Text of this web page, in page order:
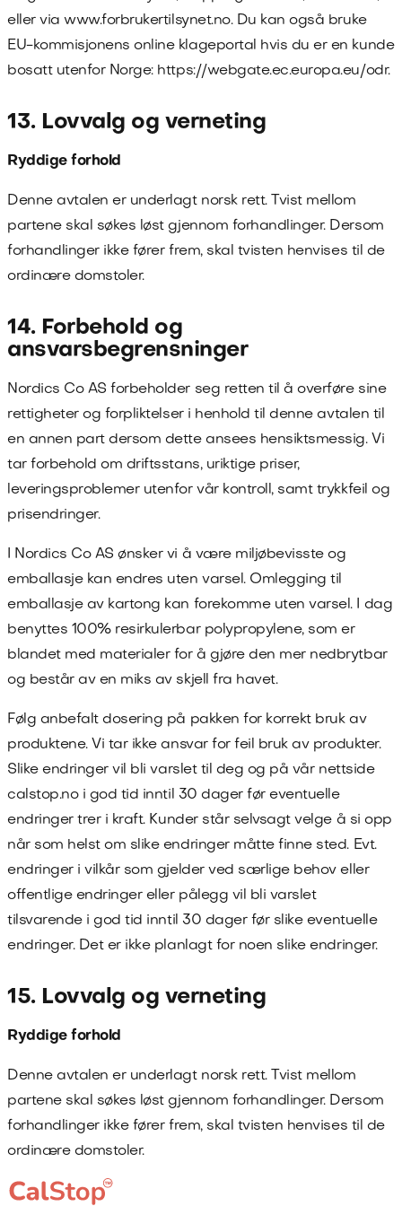
eller via www.forbrukertilsynet.no. Du kan også bruke
EU-kommisjonens online klageportal hvis du er en kunde
bosatt utenfor Norge: https://webgate.ec.europa.eu/odr.
13. Lovvalg og verneting
Ryddige forhold
Denne avtalen er underlagt norsk rett. Tvist mellom
partene skal søkes løst gjennom forhandlinger. Dersom
forhandlinger ikke fører frem, skal tvisten henvises til de
ordinære domstoler.
14. Forbehold og
ansvarsbegrensninger
Nordics Co AS forbeholder seg retten til å overføre sine
rettigheter og forpliktelser i henhold til denne avtalen til
en annen part dersom dette ansees hensiktsmessig. Vi
tar forbehold om driftsstans, uriktige priser,
leveringsproblemer utenfor vår kontroll, samt trykkfeil og
prisendringer.
I Nordics Co AS ønsker vi å være miljøbevisste og
emballasje kan endres uten varsel. Omlegging til
emballasje av kartong kan forekomme uten varsel. I dag
benyttes 100% resirkulerbar polypropylene, som er
blandet med materialer for å gjøre den mer nedbrytbar
og består av en miks av skjell fra havet.
Følg anbefalt dosering på pakken for korrekt bruk av
produktene. Vi tar ikke ansvar for feil bruk av produkter.
Slike endringer vil bli varslet til deg og på vår nettside
calstop.noi god tid inntil 30 dager før eventuelle
endringer trer i kraft. Kunder står selvsagt velge å si opp
når som helst om slike endringer måtte finne sted. Evt.
endringer i vilkår som gjelder ved særlige behov eller
offentlige endringer eller pålegg vil bli varslet
tilsvarende i god tid inntil 30 dager før slike eventuelle
endringer. Det er ikke planlagt for noen slike endringer.
15. Lovvalg og verneting
Ryddige forhold
Denne avtalen er underlagt norsk rett. Tvist mellom
partene skal søkes løst gjennom forhandlinger. Dersom
forhandlinger ikke fører frem, skal tvisten henvises til de
ordinære domstoler.